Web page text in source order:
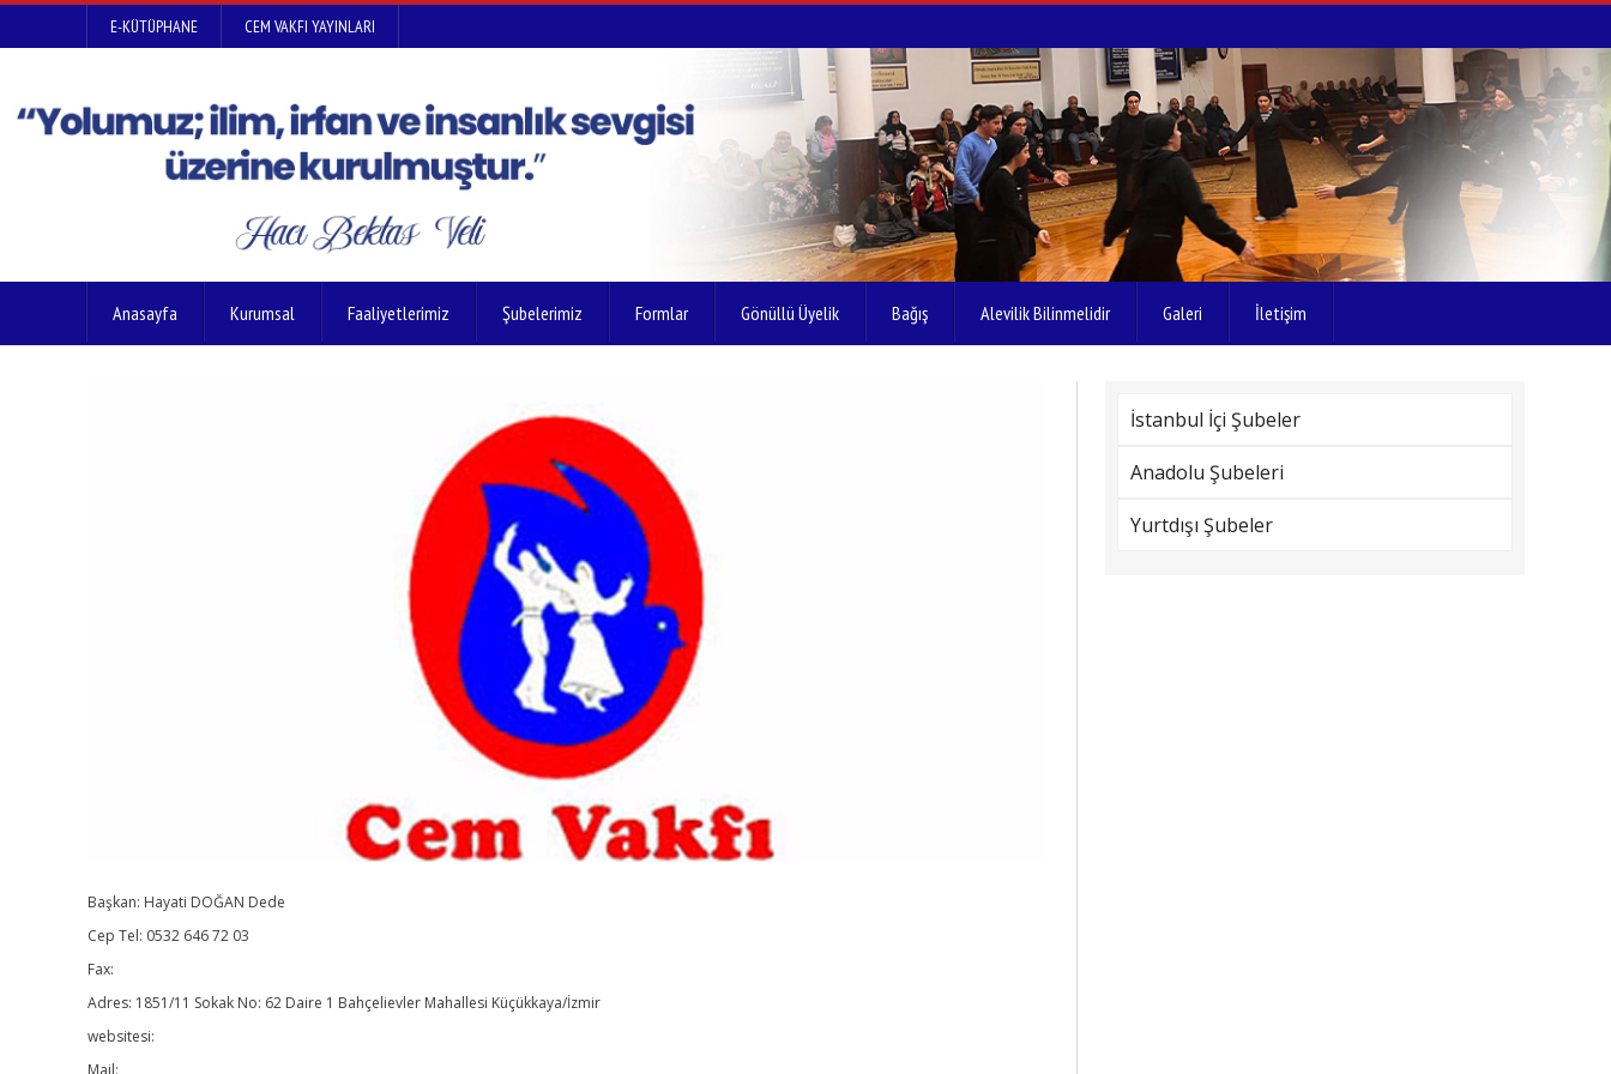
E-KÜTÜPHANE CEM VAKFI YAYINLARI
Anasayfa Kurumsal Faaliyetlerimiz Şubelerimiz Formlar Gönüllü Üyelik Bağış Alevilik Bilinmelidir Galeri İletişim
Başkan: Hayati DOĞAN Dede
Cep Tel: 0532 646 72 03
Fax:
Adres: 1851/11 Sokak No: 62 Daire 1 Bahçelievler Mahallesi Küçükkaya/İzmir
websitesi:
Mail:
İstanbul İçi Şubeler
Anadolu Şubeleri
Yurtdışı Şubeler